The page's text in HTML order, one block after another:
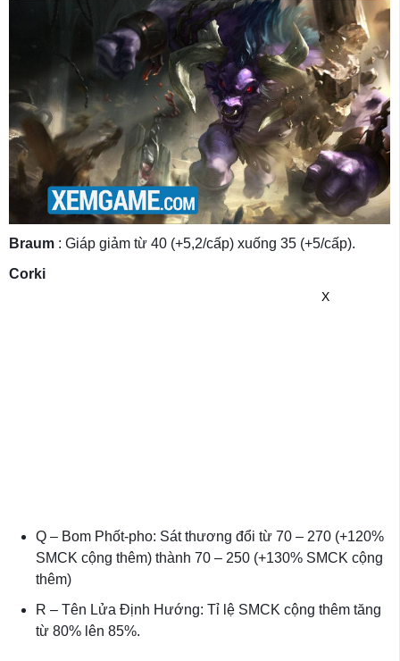
Braum : Giáp giảm từ 40 (+5,2/cấp) xuống 35 (+5/cấp).
Corki
X
Q – Bom Phốt-pho: Sát thương đổi từ 70 – 270 (+120%
SMCK cộng thêm) thành 70 – 250 (+130% SMCK cộng
thêm)
R – Tên Lửa Định Hướng: Tỉ lệ SMCK cộng thêm tăng
từ 80% lên 85%.